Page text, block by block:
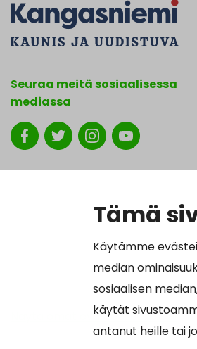
Tämä
Käytämme
median
sosiaalisen
käytät
antanut heille tai
Seuraa meitä sosiaalisessa
mediassa
Näytä omat evästeasetukseni